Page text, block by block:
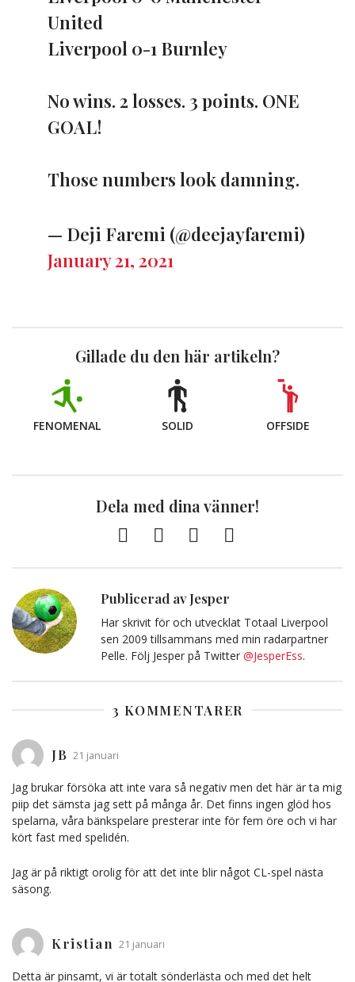
United
Liverpool 0-1 Burnley
No wins. 2 losses. 3 points. ONE
GOAL!
Those numbers look damning.
— Deji Faremi (@deejayfaremi)
January 21, 2021
Gillade du den här artikeln?
FENOMENAL SOLID OFFSIDE
Dela med dina vänner!
FacebookTwitter
Kopiera
till
Publicerad av Jesper
Har skrivit för och utvecklat Totaal Liverpool
sen 2009 tillsammans med min radarpartner
Pelle. Följ Jesper på Twitter @JesperEss.
3 KOMMENTARER
JB 21 januari
Jag brukar försöka att inte vara så negativ men det här är ta mig
piip det sämsta jag sett på många år. Det finns ingen glöd hos
spelarna, våra bänkspelare presterar inte för fem öre och vi har
kört fast med spelidén.
Jag är på riktigt orolig för att det inte blir något CL-spel nästa
säsong.
Kristian 21 januari
Detta är pinsamt, vi är totalt sönderlästa och med det helt